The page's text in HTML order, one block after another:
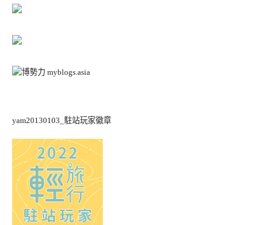
yam20130103_駐站玩家徽章